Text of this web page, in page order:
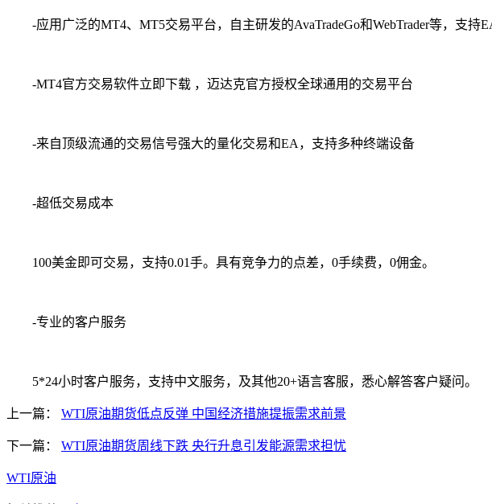
-应用广泛的MT4、MT5交易平台，自主研发的AvaTradeGo和WebTrader等，支持
-MT4官方交易软件立即下载 ，迈达克官方授权全球通用的交易平台
-来自顶级流通的交易信号强大的量化交易和EA，支持多种终端设备
-超低交易成本
100美金即可交易，支持0.01手。具有竞争力的点差，0手续费，0佣金。
-专业的客户服务
5*24小时客户服务，支持中文服务，及其他20+语言客服，悉心解答客户疑问。
上一篇： WTI原油期货低点反弹 中国经济措施提振需求前景
下一篇： WTI原油期货周线下跌 央行升息引发能源需求担忧
WTI原油